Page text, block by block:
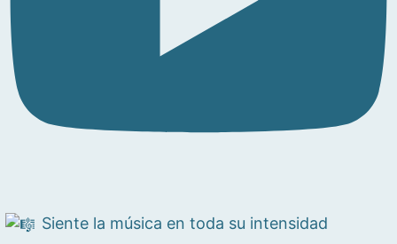
Siente la música en toda su intensidad